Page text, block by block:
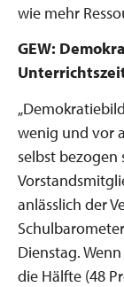
wie mehr
GEW:
wenig und vor
selbst bezogen
anlässlich der
Dienstag.
die Hälfte (48